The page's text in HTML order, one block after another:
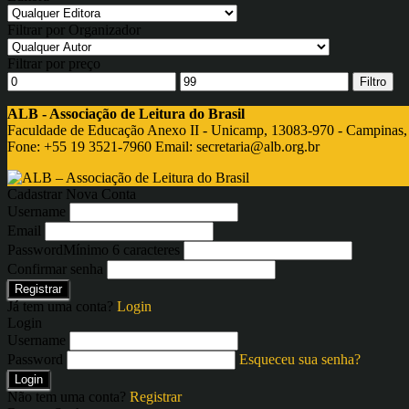
Filtrar por Organizador
Filtrar por preço
Filtro
ALB - Associação de Leitura do Brasil
Faculdade de Educação Anexo II - Unicamp, 13083-970 - Campinas,
Fone: +55 19 3521-7960 Email: secretaria@alb.org.br
Cadastrar Nova Conta
Username
Email
PasswordMínimo 6 caracteres
Confirmar senha
Registrar
Já tem uma conta? Login
Login
Username
Password
Esqueceu sua senha?
Login
Não tem uma conta? Registrar